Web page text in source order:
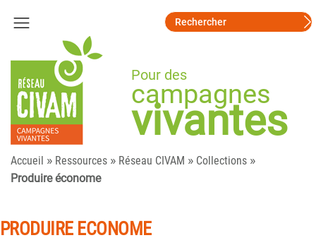
Pour des
campagnes
vivantes
Accueil » Ressources » Réseau CIVAM » Collections »
Produire économe
PRODUIRE ECONOME